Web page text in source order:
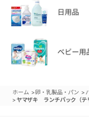
ホーム >卵・乳製品・パン >
>ヤマザキ ランチパック（テ